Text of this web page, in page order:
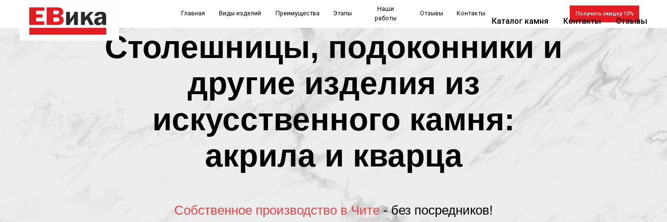
Главная Виды изделий Преимущества Отзывы
работы
Этапы Контакты
Каталог камня Контакты Отзывы
Столешницы, подоконники и
другие изделия из
искусственного камня:
акрила и кварца
Собственное производство в Чите- без посредников!